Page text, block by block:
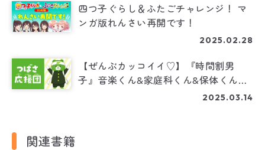
四つ子ぐらし＆ふたごチャレンジ！ マ
ンガ版れんさい再開です！
2025.02.28
【ぜんぶカッコイイ♡】『時間割男
子』音楽くん&家庭科くん&保体くんキ
2025.03.14
関連書籍